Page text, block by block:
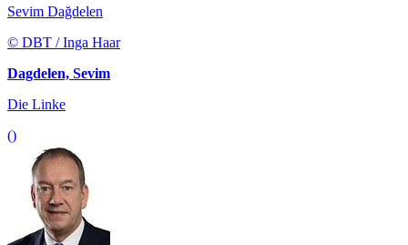
Sevim Dağdelen
© DBT / Inga Haar
Dagdelen, Sevim
Die Linke
()